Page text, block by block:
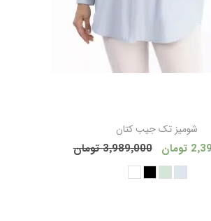
شومیز تک جیب کتان
3٬989٬000 تومان